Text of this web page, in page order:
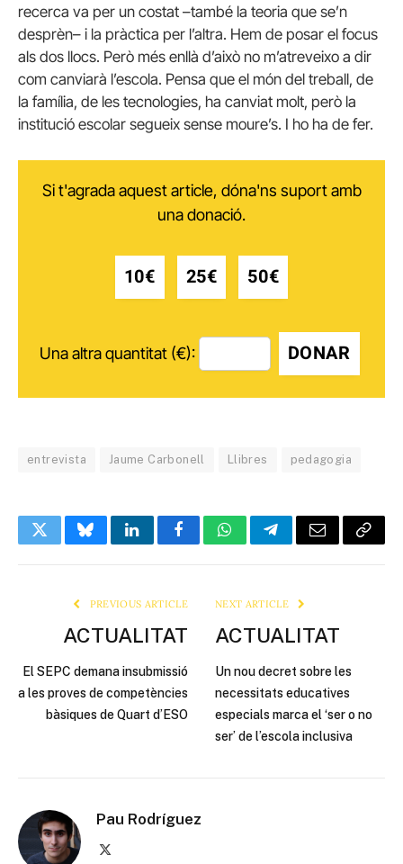
recerca va per un costat –també la teoria que se’n
desprèn– i la pràctica per l’altra. Hem de posar el focus
als dos llocs. Però més enllà d’això no m’atreveixo a dir
com canviarà l’escola. Pensa que el món del treball, de
la família, de les tecnologies, ha canviat molt, però la
institució escolar segueix sense moure’s. I ho ha de fer.
Si t'agrada aquest article, dóna'ns suport amb
una donació.
10€ 25€ 50€
Una altra quantitat (€): DONAR
entrevista Jaume Carbonell Llibres pedagogia
TwitterBlueskyLinkedInFacebookWhatsAppTelegramEmail Copy
PREVIOUS ARTICLE
ACTUALITAT
El SEPC demana insubmissió
a les proves de competències
bàsiques de Quart d’ESO
NEXT ARTICLE
ACTUALITAT
Un nou decret sobre les
necessitats educatives
especials marca el ‘ser o no
ser’ de l’escola inclusiva
Pau Rodríguez